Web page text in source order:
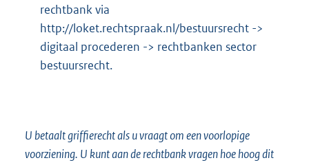
rechtbank via
http://loket.rechtspraak.nl/bestuursrecht ->
digitaal procederen -> rechtbanken sector
bestuursrecht.
U betaalt griffierecht als u vraagt om een voorlopige
voorziening. U kunt aan de rechtbank vragen hoe hoog dit